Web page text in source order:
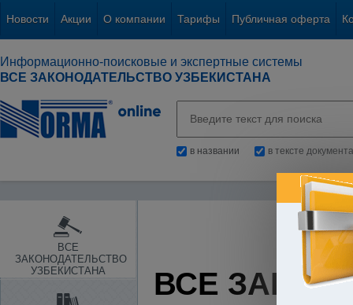
Новости Акции О компании Тарифы Публичная оферта
Информационно-поисковые и экспертные системы
ВСЕ ЗАКОНОДАТЕЛЬСТВО УЗБЕКИСТАНА
в названии в тексте документа
ВСЕ
ЗАКОНОДАТЕЛЬСТВО
УЗБЕКИСТАНА
ВСЕ